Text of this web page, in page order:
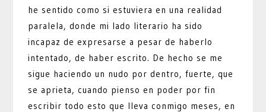
he sentido como si estuviera en una realidad
paralela, donde mi lado literario ha sido
incapaz de expresarse a pesar de haberlo
intentado, de haber escrito. De hecho se me
sigue haciendo un nudo por dentro, fuerte, que
se aprieta, cuando pienso en poder por fin
escribir todo esto que lleva conmigo meses, en